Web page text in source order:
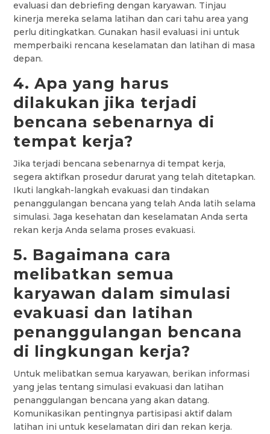
evaluasi dan debriefing dengan karyawan. Tinjau
kinerja mereka selama latihan dan cari tahu area yang
perlu ditingkatkan. Gunakan hasil evaluasi ini untuk
memperbaiki rencana keselamatan dan latihan di masa
depan.
4. Apa yang harus
dilakukan jika terjadi
bencana sebenarnya di
tempat kerja?
Jika terjadi bencana sebenarnya di tempat kerja,
segera aktifkan prosedur darurat yang telah ditetapkan.
Ikuti langkah-langkah evakuasi dan tindakan
penanggulangan bencana yang telah Anda latih selama
simulasi. Jaga kesehatan dan keselamatan Anda serta
rekan kerja Anda selama proses evakuasi.
5. Bagaimana cara
melibatkan semua
karyawan dalam simulasi
evakuasi dan latihan
penanggulangan bencana
di lingkungan kerja?
Untuk melibatkan semua karyawan, berikan informasi
yang jelas tentang simulasi evakuasi dan latihan
penanggulangan bencana yang akan datang.
Komunikasikan pentingnya partisipasi aktif dalam
latihan ini untuk keselamatan diri dan rekan kerja.